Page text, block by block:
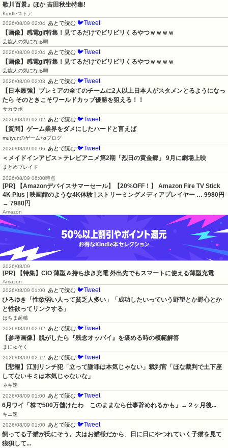
歌川百景』ほか 吉田秋生特集!
Kindleストア
2026/08/09 02:04 あとで読む 🐦Tweet
【画像】感電gif特集！見てるだけでビリビリくるやつｗｗｗｗ
芸能人の気になる噂
2026/08/09 02:04 あとで読む 🐦Tweet
【画像】感電gif特集！見てるだけでビリビリくるやつｗｗｗｗ
芸能人の気になる噂
2026/08/09 02:03
あとで読む 🐦Tweet
【日本最強】プレミアの全てのチームに2人以上日本人がスタメンとるようになっ
たら そのときこそワールドカップ優勝を狙える！！
サカラボ
2026/08/09 02:02
あとで読む 🐦Tweet
【質問】ゲーム業界をダメにしたハードと言えば
mutyunのゲーム+αブログ
2026/08/09 00:06
あとで読む 🐦Tweet
＜メイドインアビス＞テレビアニメ第2期「烈日の黄金郷」 9月に劇場上映
まとめブレイド
2026/08/09 06:00時点
[PR] 【Amazonデバイスサマーセール】【20%OFF！】 Amazon Fire TV Stick
4K Plus | 映画館のような4K体験 | ストリーミングメディアプレイヤー … 9980円
→ 7980円
Amazon
2026/08/09
[PR] 【特集】CIO 薄型＆持ち歩き充電 外出先でもスマートに使える薄型充電
Amazon
2026/08/09 01:00
あとで読む 🐦Tweet
ひろゆき「性欲弱い人って貧乏人多い」「成功したいっていう野望とか野心とか
と性欲ってリンクする」
はちま起稿
2026/08/09 02:02
あとで読む 🐦Tweet
【参考画像】脱がしたら『残念オッパイ』を褒める時の模範解答
まにゅそく
2026/08/09 02:12
あとで読む 🐦Tweet
【悲報】江別リンチ犯「立って謝罪は本気じゃない」裁判官「ほな裁判で土下座
してないキミは本気じゃないな」
ネギ速
2026/08/09 01:00
あとで読む 🐦Tweet
6月ワイ「株で500万儲けたわ　このままなら仕事辞めれるかも」→２ヶ月後...
キニ速
2026/08/09 01:00
あとで読む 🐦Tweet
飼ってる子猫が氏にそう。夫はお猫様だから、日に日にやつれていく子猫を見て
狼狽して...